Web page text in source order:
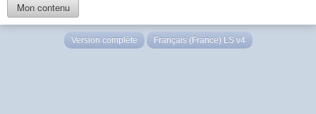
Mon contenu
Version complète Français (France) LS v4